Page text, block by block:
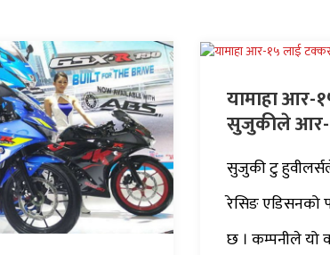
यामाहा आर-
सुजुकीले आर-
सुजुकी टु
रेसिङ एडिसनको
छ । कम्पनीले यो